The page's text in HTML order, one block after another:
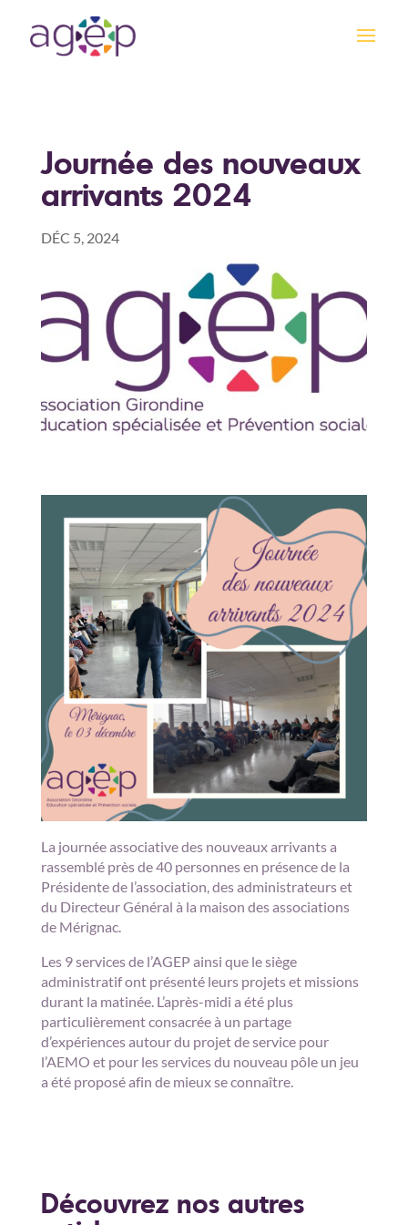
Journée des nouveaux
arrivants 2024
DÉC 5, 2024
La journée associative des nouveaux arrivants a
rassemblé près de 40 personnes en présence de la
Présidente de l’association, des administrateurs et
du Directeur Général à la maison des associations
de Mérignac.
Les 9 services de l’AGEP ainsi que le siège
administratif ont présenté leurs projets et missions
durant la matinée. L’après-midi a été plus
particulièrement consacrée à un partage
d’expériences autour du projet de service pour
l’AEMO et pour les services du nouveau pôle un jeu
a été proposé afin de mieux se connaître.
Découvrez nos autres